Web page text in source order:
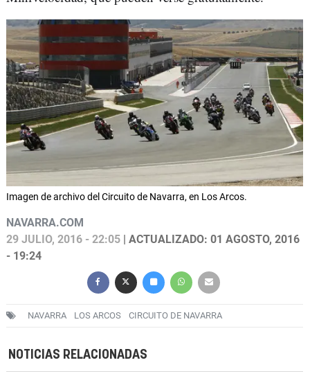
Imagen de archivo del Circuito de Navarra, en Los Arcos.
NAVARRA.COM
29 JULIO, 2016 - 22:05 | ACTUALIZADO: 01 AGOSTO, 2016
- 19:24
NAVARRA LOS ARCOS CIRCUITO DE NAVARRA
NOTICIAS RELACIONADAS